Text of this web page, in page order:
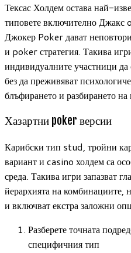
Тексас Холдем остава най-
типовете включително
Джокер Poker дават
и poker стратегия. Такива
индивидуалните участници да
без да преживяват
блъфирането и разбирането
Хазартни poker версии
Карибски тип stud, тройни
вариант и casino холдем са
среда. Такива игри запазват
йерархията на комбинациите,
и включват екстра заложни
Разберете точната
специфичния тип